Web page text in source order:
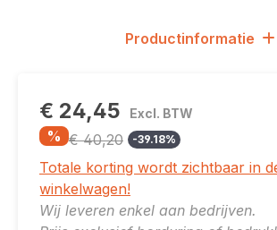
Productinformatie
€ 24,45 Excl. BTW
% € 40,20 -39.18%
Totale korting wordt zichtbaar in
winkelwagen!
Wij leveren enkel aan bedrijven.